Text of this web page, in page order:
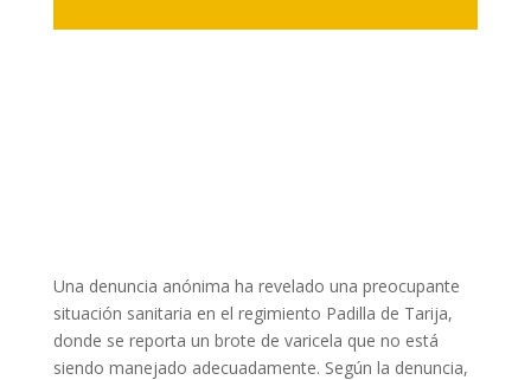
Una denuncia anónima ha revelado una preocupante
situación sanitaria en el regimiento Padilla de Tarija,
donde se reporta un brote de varicela que no está
siendo manejado adecuadamente. Según la denuncia,